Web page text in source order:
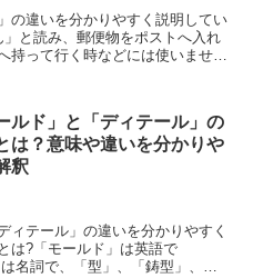
の違いを分かりやすく説明してい
と読み、郵便物をポストへ入れ
持って行く時などには使いませ
ルド」と「ディテール」の
は？意味や違いを分かりや
釈
ィテール」の違いを分かりやすく
は?「モールド」は英語で
名詞で、「型」、「鋳型」、